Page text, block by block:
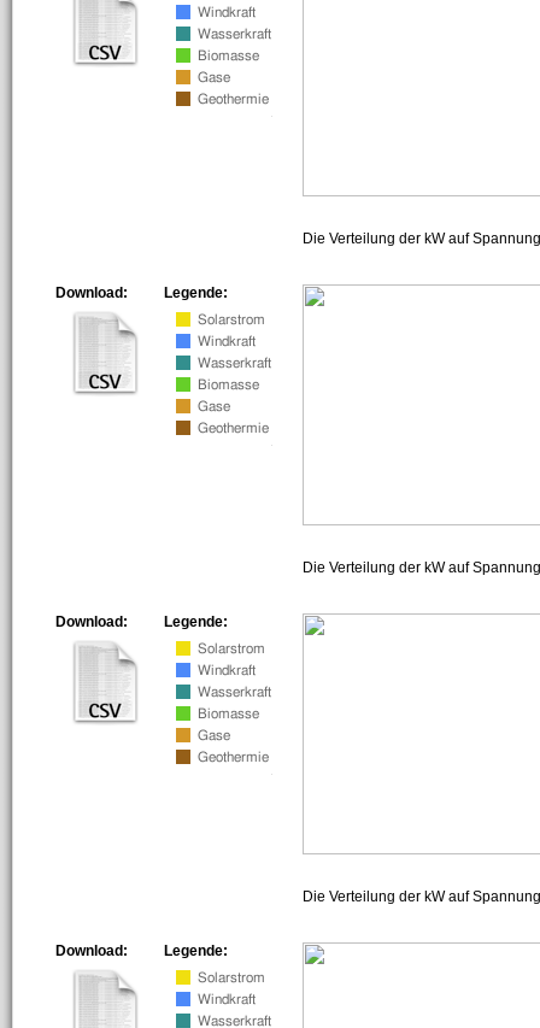
Die Verteilung der kW auf
Legende:
Download:
Die Verteilung der kW auf
Legende:
Download:
Die Verteilung der kW auf
Legende:
Download: